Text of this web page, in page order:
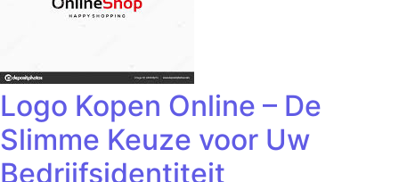
Logo Kopen Online – De
Slimme Keuze voor Uw
Bedrijfsidentiteit